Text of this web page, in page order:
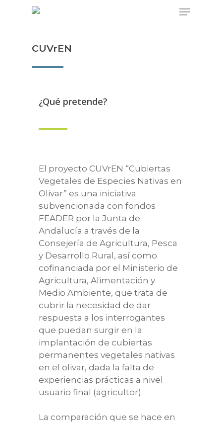
CUVrEN
¿Qué pretende?
El proyecto CUVrEN “Cubiertas
Vegetales de Especies Nativas en
Olivar” es una iniciativa
subvencionada con fondos
FEADER por la Junta de
Andalucía a través de la
Consejería de Agricultura, Pesca
y Desarrollo Rural, así como
cofinanciada por el Ministerio de
Agricultura, Alimentación y
Medio Ambiente, que trata de
cubrir la necesidad de dar
respuesta a los interrogantes
que puedan surgir en la
implantación de cubiertas
permanentes vegetales nativas
en el olivar, dada la falta de
experiencias prácticas a nivel
usuario final (agricultor).
La comparación que se hace en